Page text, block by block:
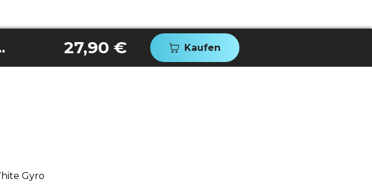
3090 White Gyro 27,90 € Kaufen
Gyro